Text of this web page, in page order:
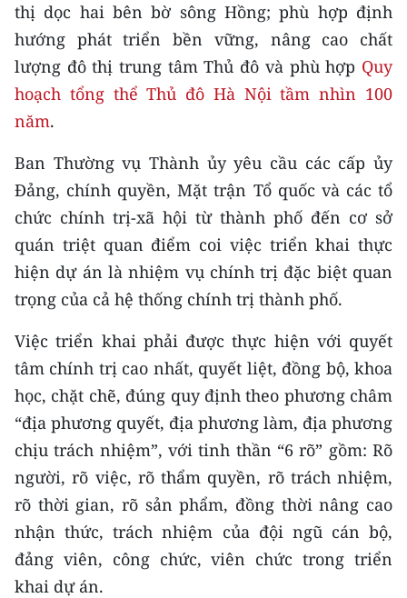
Media Thế giới
Media Thể thao
Media Giáo dục
Media Y tế
Media Khoa học - Công nghệ
Media Môi trường
Ảnh
Infographic
TIN MỚI
TIN ĐỊA PHƯƠNG
Trung du và miền núi phía Bắc
Đồng bằng sông Hồng
Bắc Trung Bộ
Duyên hải Nam Trung Bộ và Tây
Nguyên
thị dọc hai bên bờ sông Hồng; phù hợp định
hướng phát triển bền vững, nâng cao chất
lượng đô thị trung tâm Thủ đô và phù hợp Quy
hoạch tổng thể Thủ đô Hà Nội tầm nhìn 100
năm.
Ban Thường vụ Thành ủy yêu cầu các cấp ủy
Đảng, chính quyền, Mặt trận Tổ quốc và các tổ
chức chính trị-xã hội từ thành phố đến cơ sở
quán triệt quan điểm coi việc triển khai thực
hiện dự án là nhiệm vụ chính trị đặc biệt quan
trọng của cả hệ thống chính trị thành phố.
Việc triển khai phải được thực hiện với quyết
tâm chính trị cao nhất, quyết liệt, đồng bộ, khoa
học, chặt chẽ, đúng quy định theo phương châm
“địa phương quyết, địa phương làm, địa phương
chịu trách nhiệm”, với tinh thần “6 rõ” gồm: Rõ
người, rõ việc, rõ thẩm quyền, rõ trách nhiệm,
rõ thời gian, rõ sản phẩm, đồng thời nâng cao
nhận thức, trách nhiệm của đội ngũ cán bộ,
đảng viên, công chức, viên chức trong triển
khai dự án.